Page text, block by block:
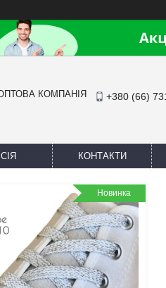
КОМПАНІЯ
+380 (66)
КОНТАКТИ
Новинка